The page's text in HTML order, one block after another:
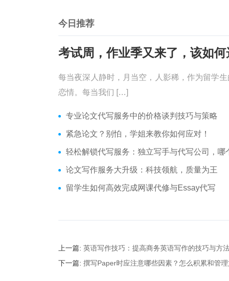
今日推荐
每当夜深人静时，月当空，人影稀，作为留学
恋情。每当我们 […]
专业论文代写服务中的价格谈判技巧与策略
紧急论文？别怕，学姐来教你如何应对！
轻松解锁代写服务：独立写手与代写公司，哪个更适合你
论文写作服务大升级：科技领航，质量为王
留学生如何高效完成网课代修与Essay代写
上一篇: 英语写作技巧：提高商务英语写作的技巧与方
下一篇: 撰写Paper时应注意哪些因素？怎么积累和管理